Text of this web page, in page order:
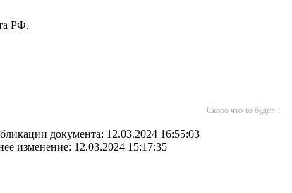
РФ.
Скоро что то будет...
документа: 12.03.2024 16:55:03
изменение: 12.03.2024 15:17:35